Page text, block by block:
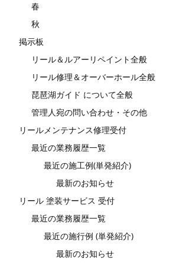
春
秋
掲示板
リール＆ルアーリペイント全般
リール修理＆オーバーホール全般
琵琶湖ガイド について全般
管理人宛の問い合わせ・その他
リールメンテナンス修理受付
最近の業務履歴一覧
最近の施工例(単発紹介)
最新のお知らせ
リール 塗装サービス 受付
最近の業務履歴一覧
最近の施行例 (単発紹介)
最新のお知らせ